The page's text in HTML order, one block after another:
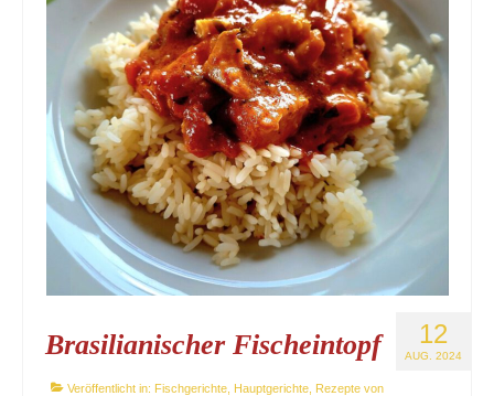
12
AUG. 2024
Brasilianischer Fischeintopf
Veröffentlicht in: Fischgerichte Hauptgerichte Rezepte von